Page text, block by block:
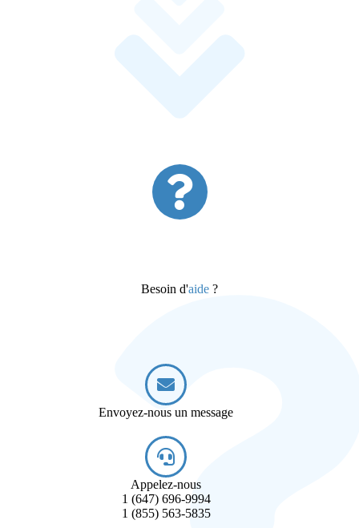
Besoin d'aide ?
Envoyez-nous un message
Appelez-nous
1 (647) 696-9994
1 (855) 563-5835